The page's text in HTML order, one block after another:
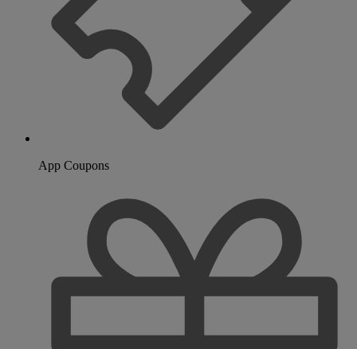
App Coupons